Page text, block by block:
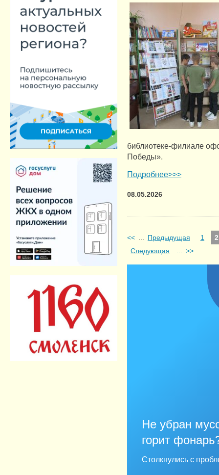
библиотеке‑филиале
Победы».
Подробнее>>>
08.05.2026
<< Предыдущая 1
2
Следующая
>>
Не убран
горит
Столкнулись с